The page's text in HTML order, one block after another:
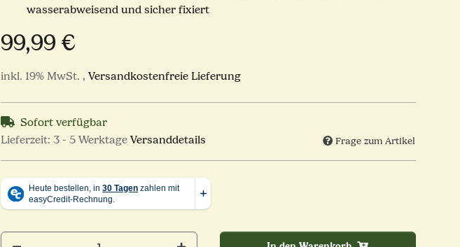
wasserabweisend und sicher fixiert
99,99 €
inkl. 19% MwSt. , Versandkostenfreie Lieferung
Sofort verfügbar
Lieferzeit: 3 - 5 Werktage Versanddetails Frage zum Artikel